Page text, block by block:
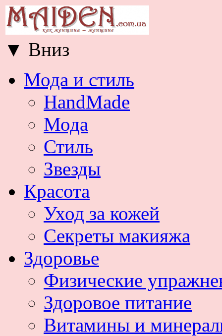
▼ Вниз
Мода и стиль
HandMade
Мода
Стиль
Звезды
Красота
Уход за кожей
Секреты макияжа
Здоровье
Физические
Здоровое питание
Витамины и